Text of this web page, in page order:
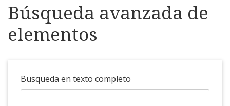
Búsqueda avanzada de
elementos
Busqueda en texto completo